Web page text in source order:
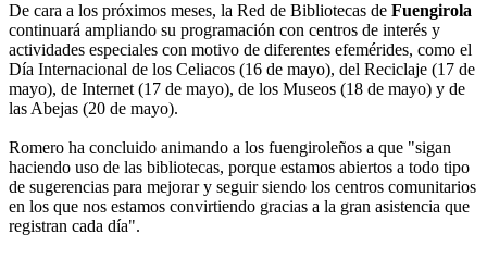
De cara a los próximos meses, la Red de Bibliotecas de Fuengirola
continuará ampliando su programación con centros de interés y
actividades especiales con motivo de diferentes efemérides, como el
Día Internacional de los Celiacos (16 de mayo), del Reciclaje (17 de
mayo), de Internet (17 de mayo), de los Museos (18 de mayo) y de
las Abejas (20 de mayo).
Romero ha concluido animando a los fuengiroleños a que "sigan
haciendo uso de las bibliotecas, porque estamos abiertos a todo tipo
de sugerencias para mejorar y seguir siendo los centros comunitarios
en los que nos estamos convirtiendo gracias a la gran asistencia que
registran cada día".